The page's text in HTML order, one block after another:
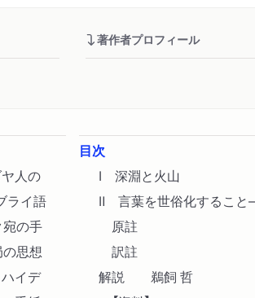
著作者プロフィール
人の
ライ語
宛の手
思想
イデ
目次
Ⅰ 深淵と火山
Ⅱ 言葉を世俗化するこ
原註
訳註
解説 鵜飼 哲